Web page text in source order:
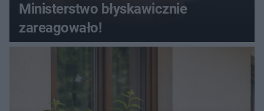
Ministerstwo błyskawicznie
zareagowało!